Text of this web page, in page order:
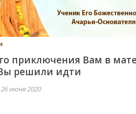
приключения Вам в
решили идти
июня 2020